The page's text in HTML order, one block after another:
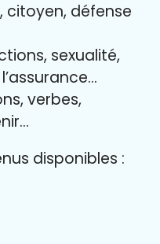
citoyen, défense
sexualité,
verbes,
disponibles :